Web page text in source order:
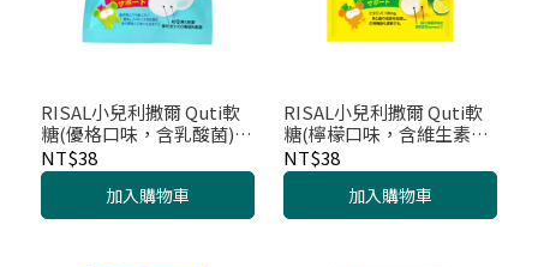
RISAL小兒利撒爾 Quti軟
糖(優格口味，含乳酸菌)
10粒
NT$38
加入購物車
RISAL小兒利撒爾 Quti軟
糖(檸檬口味，含維生素C)
10粒
NT$38
加入購物車